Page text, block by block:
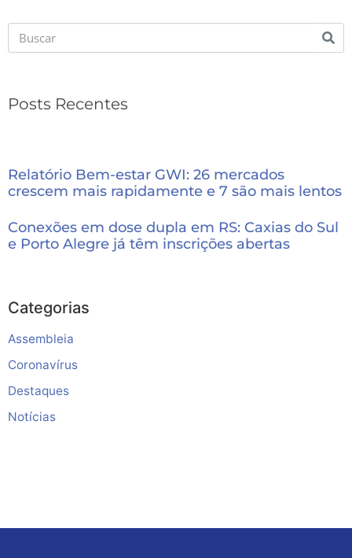
Posts Recentes
Relatório Bem-estar GWI: 26 mercados
crescem mais rapidamente e 7 são mais lentos
Conexões em dose dupla em RS: Caxias do Sul
e Porto Alegre já têm inscrições abertas
Categorias
Assembleia
Coronavírus
Destaques
Notícias